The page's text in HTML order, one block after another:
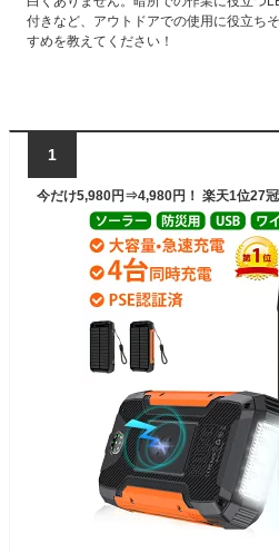
付きなど、アウトドアでの使用に役立ち
すめを教えてください！
1